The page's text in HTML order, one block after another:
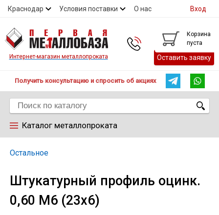
Краснодар Условия поставки О нас
Контакты
Контакты
Вход
Интернет-магазин металлопроката
Корзина
пуста
Оставить заявку
Получить консультацию и спросить об акциях
Каталог металлопроката
Труба
Лист
Остальное
Штукатурный профиль оцинк.
0,60 М6 (23х6)